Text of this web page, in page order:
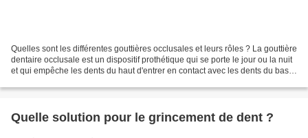
Quelles sont les différentes gouttières occlusales et leurs rôles ? La gouttière
dentaire occlusale est un dispositif prothétique qui se porte le jour ou la nuit
et qui empêche les dents du haut d'entrer en contact avec les dents du bas.
Quelle solution pour le grincement de dent ?